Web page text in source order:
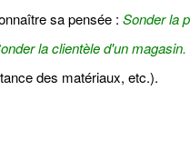
sa pensée : Sonder la
la clientèle d'un magasin.
des matériaux, etc.).